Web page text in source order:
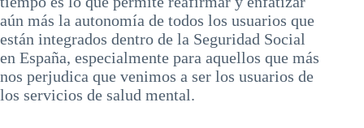
aún más la autonomía de todos los usuarios que
están integrados dentro de la Seguridad Social
en España, especialmente para aquellos que más
nos perjudica que venimos a ser los usuarios de
los servicios de salud mental.